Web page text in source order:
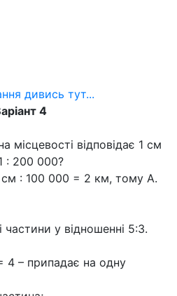
дивись тут...
4
місцевості відповідає 1 см
: 200 000?
: 100 000 = 2 км, тому А.
у відношенні 5:3.
4 – припадає на одну